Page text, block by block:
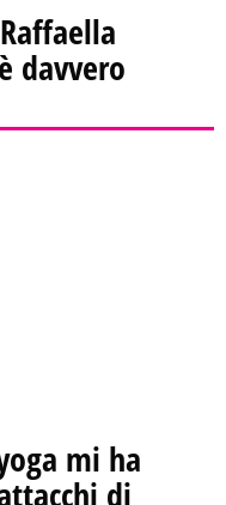
davvero
mi ha
di